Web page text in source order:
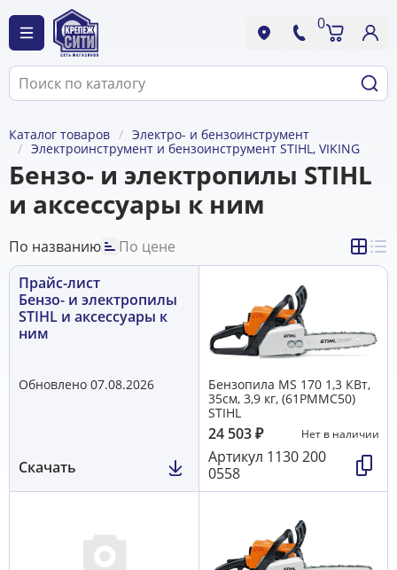
0
Каталог товаров
Электро- и бензоинструмент
Электроинструмент и бензоинструмент STIHL, VIKING
Бензо- и электропилы STIHL
и аксессуары к ним
По названию
По цене
Прайс-лист
Бензо- и электропилы
STIHL и аксессуары к
ним
Обновлено 07.08.2026
Скачать
Бензопила MS 170 1,3 КВт,
35см, 3,9 кг, (61РММС50)
STIHL
24 503₽ Нет в наличии
Артикул 1130 200
0558